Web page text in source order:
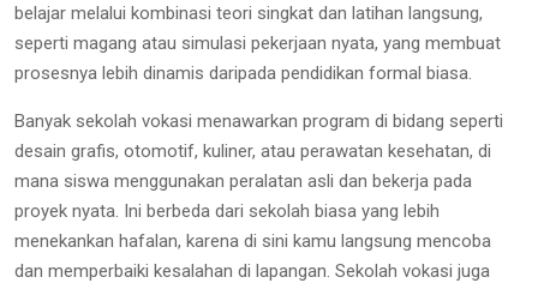
belajar melalui kombinasi teori singkat dan latihan langsung,
seperti magang atau simulasi pekerjaan nyata, yang membuat
prosesnya lebih dinamis daripada pendidikan formal biasa.
Banyak sekolah vokasi menawarkan program di bidang seperti
desain grafis, otomotif, kuliner, atau perawatan kesehatan, di
mana siswa menggunakan peralatan asli dan bekerja pada
proyek nyata. Ini berbeda dari sekolah biasa yang lebih
menekankan hafalan, karena di sini kamu langsung mencoba
dan memperbaiki kesalahan di lapangan. Sekolah vokasi juga